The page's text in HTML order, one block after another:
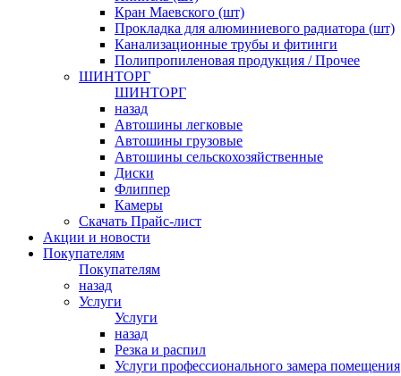
Кран Маевского (шт)
Прокладка для алюминиевого радиатора (шт)
Канализационные трубы и фитинги
Полипропиленовая продукция / Прочее
ШИНТОРГ
ШИНТОРГ
назад
Автошины легковые
Автошины грузовые
Автошины сельскохозяйственные
Диски
Флиппер
Камеры
Скачать Прайс-лист
Акции и новости
Покупателям
Покупателям
назад
Услуги
Услуги
назад
Резка и распил
Услуги профессионального замера помещения